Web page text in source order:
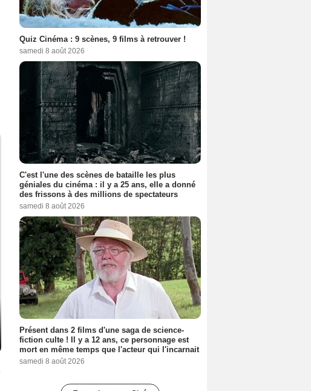
Quiz Cinéma : 9 scènes, 9 films à retrouver !
samedi 8 août 2026
C'est l'une des scènes de bataille les plus
géniales du cinéma : il y a 25 ans, elle a donné
des frissons à des millions de spectateurs
samedi 8 août 2026
Présent dans 2 films d'une saga de science-
fiction culte ! Il y a 12 ans, ce personnage est
mort en même temps que l'acteur qui l'incarnait
samedi 8 août 2026